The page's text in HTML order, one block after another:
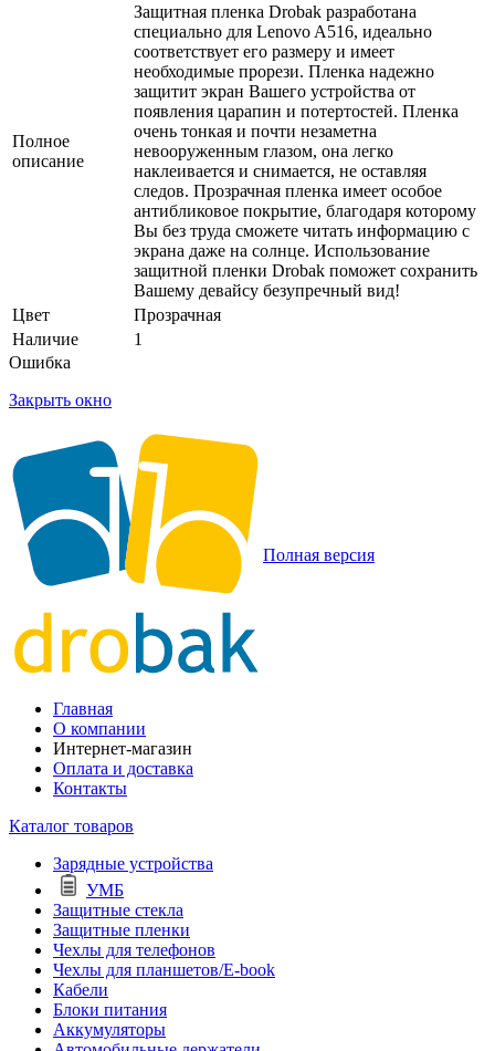
Полное
описание
Защитная пленка Drobak разработана
специально для Lenovo A516, идеально
соответствует его размеру и имеет
необходимые прорези. Пленка надежно
защитит экран Вашего устройства от
появления царапин и потертостей. Пленка
очень тонкая и почти незаметна
невооруженным глазом, она легко
наклеивается и снимается, не оставляя
следов. Прозрачная пленка имеет особое
антибликовое покрытие, благодаря которому
Вы без труда сможете читать информацию с
экрана даже на солнце. Использование
защитной пленки Drobak поможет сохранить
Вашему девайсу безупречный вид!
Цвет
Прозрачная
Наличие
1
Ошибка
Закрыть окно
Полная версия
Главная
О компании
Интернет-магазин
Оплата и доставка
Контакты
Каталог товаров
Зарядные устройства
УМБ
Защитные стекла
Защитные пленки
Чехлы для телефонов
Чехлы для планшетов/E-book
Кабели
Блоки питания
Аккумуляторы